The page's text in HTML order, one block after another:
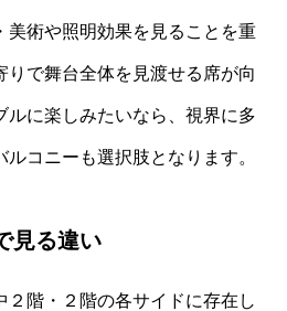
美術や照明効果を見ることを重
りで舞台全体を見渡せる席が向
ルに楽しみたいなら、視界に多
コニーも選択肢となります。
見る違い
２階・２階の各サイドに存在し